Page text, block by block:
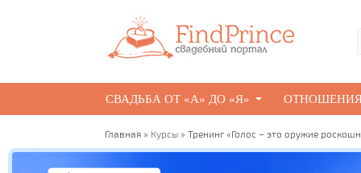
СВАДЬБА ОТ «А» ДО «Я»
Главная » Курсы » Тренинг «Голос – это оружие